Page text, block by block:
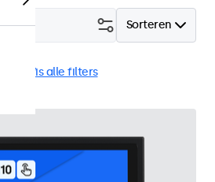
Sorteren
Wis alle filters